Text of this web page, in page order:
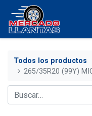
Todos los productos
265/35R20 (99Y)